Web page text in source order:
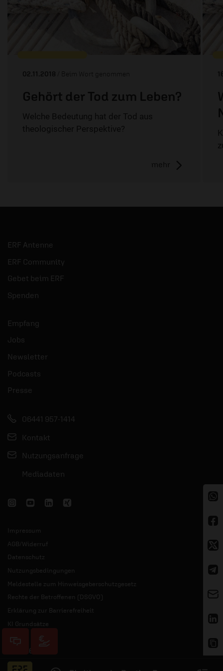
02.11.2018 / Beim Wort genommen
Gehört der Tod zum Leben?
Welche Bedeutung hat der Tod aus
theologischer Perspektive?
mehr
ERF Antenne
ERF Community
Gebet beim ERF
Spenden
Empfang
Jobs
Newsletter
Podcasts
Presse
06441 957-1414
Kontakt
Nutzungsanfrage
Mediadaten
Impressum
AGB/Widerruf
Datenschutz
Nutzungsbedingungen
Meldestelle zum Hinweisgeberschutzgesetz
Rechte der Betroffenen (DSGVO)
Erklärung zur Barrierefreiheit
KI Grundsätze
© 2026 ERF